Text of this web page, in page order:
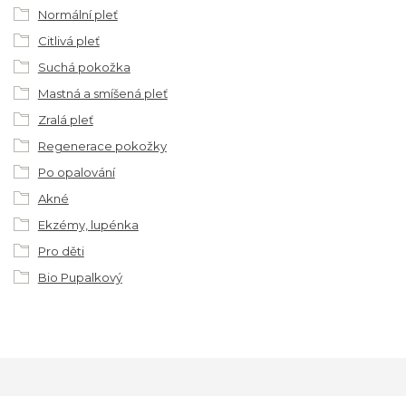
Normální pleť
Citlivá pleť
Suchá pokožka
Mastná a smíšená pleť
Zralá pleť
Regenerace pokožky
Po opalování
Akné
Ekzémy, lupénka
Pro děti
Bio Pupalkový